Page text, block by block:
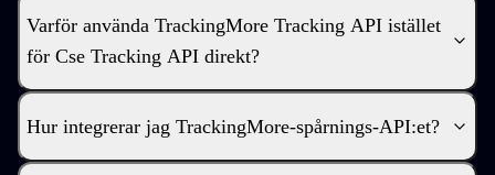
Varför använda TrackingMore Tracking API istället
för Cse Tracking API direkt?
Hur integrerar jag TrackingMore-spårnings-API:et?